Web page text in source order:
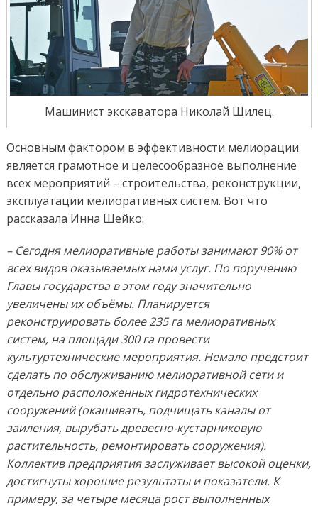
Машинист экскаватора Николай Щилец.
Основным фактором в эффективности мелиорации
является грамотное и целесообразное выполнение
всех мероприятий – строительства, реконструкции,
эксплуатации мелиоративных систем. Вот что
рассказала Инна Шейко:
– Сегодня мелиоративные работы занимают 90% от
всех видов оказываемых нами услуг. По поручению
Главы государства в этом году значительно
увеличены их объёмы. Планируется
реконструировать более 235 га мелиоративных
систем, на площади 300 га провести
культуртехнические мероприятия. Немало предстоит
сделать по обслуживанию мелиоративной сети и
отдельно расположенных гидротехнических
сооружений (окашивать, подчищать каналы от
заиления, вырубать древесно-кустарниковую
растительность, ремонтировать сооружения).
Коллектив предприятия заслуживает высокой оценки,
достигнуты хорошие результаты и показатели. К
примеру, за четыре месяца рост выполненных